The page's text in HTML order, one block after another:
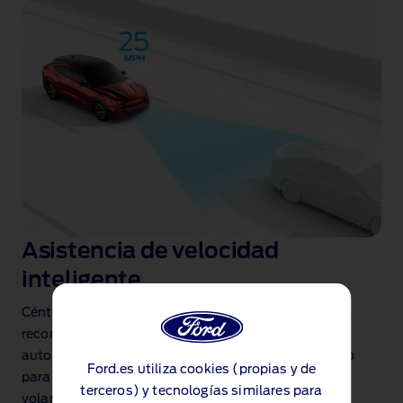
Ford.es utiliza cookies (propias y de
terceros) y tecnologías similares para
Asistencia de velocidad
inteligente
Céntrate solo en la carretera. Una cámara delantera
reconoce las señales de límite de velocidad y ajusta
automáticamente la velocidad máxima del vehículo
para adaptarse a ellas. Una preocupación menos al
volante.